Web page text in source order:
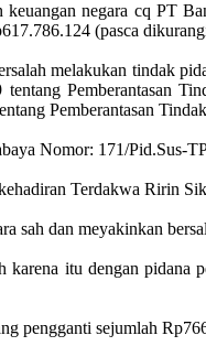
negara cq PT
(pasca
melakukan tindak
Pemberantasan
Pemberantasan
Nomor: 171/Pid.Sus-
Terdakwa Ririn
sah dan meyakinkan
itu dengan pidana
pengganti sejumlah